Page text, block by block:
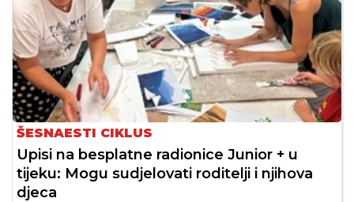
ŠESNAESTI CIKLUS
Upisi na besplatne radionice Junior + u
tijeku: Mogu sudjelovati roditelji i njihova
djeca